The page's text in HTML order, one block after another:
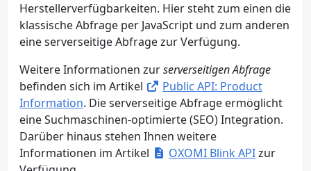
Herstellerverfügbarkeiten. Hier steht zum einen die
klassische Abfrage per JavaScript und zum anderen
eine serverseitige Abfrage zur Verfügung.
Weitere Informationen zurserverseitigen Abfrage
befinden sich im Artikel
Public API: Product
Information. Die serverseitige Abfrage ermöglicht
eine Suchmaschinen-optimierte (SEO) Integration.
Darüber hinaus stehen Ihnen weitere
Informationen im Artikel
OXOMI Blink APIzur